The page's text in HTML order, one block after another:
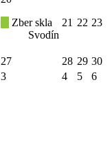
Zber skla
Svodín
21 22 23
27 28 29 30
3 4 5
6